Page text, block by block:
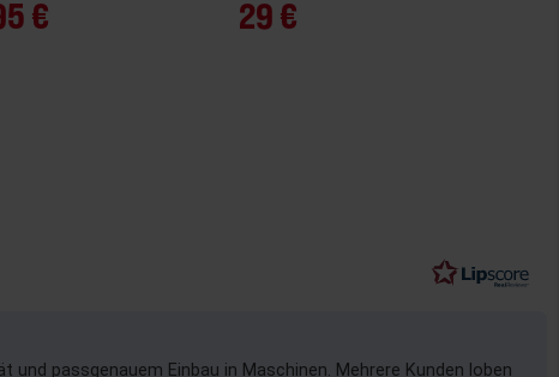
€ 29 €
passgenauem Einbau in Maschinen. Mehrere Kunden loben